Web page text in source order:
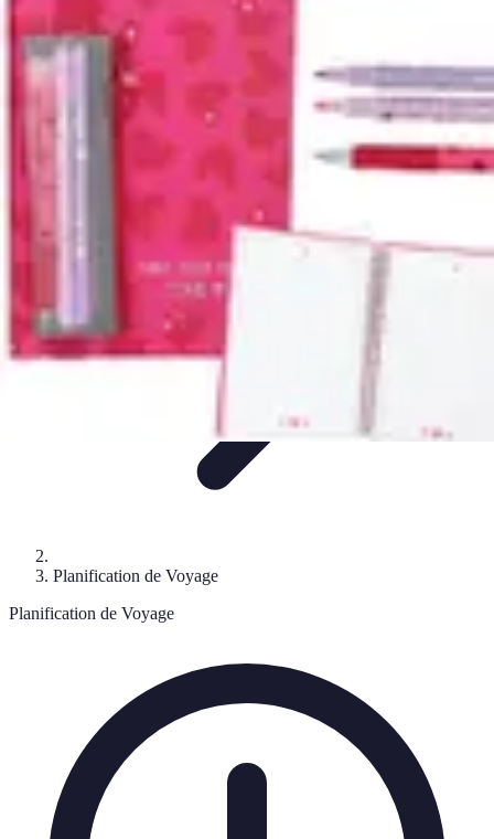
Expériences Voyages
Aventures de Voyage
Voyage Experiences
Expériences Voyages
Planification de Voyage
Planification de Voyage